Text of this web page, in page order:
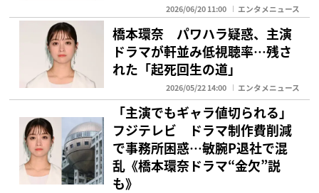
2026/06/20 11:00 エンタメニュース
橋本環奈 パワハラ疑惑、主演
ドラマが軒並み低視聴率…残さ
れた「起死回生の道」
2026/05/22 14:00 エンタメニュース
「主演でもギャラ値切られる」
フジテレビ ドラマ制作費削減
で事務所困惑…敏腕P退社で混
乱《橋本環奈ドラマ“金欠”説
も》